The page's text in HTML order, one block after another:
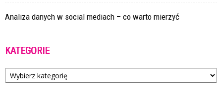
Analiza danych w social mediach – co warto mierzyć
KATEGORIE
Kategorie